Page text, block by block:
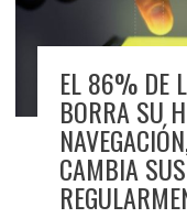
EL 86% DE
BORRA SU
CAMBIA